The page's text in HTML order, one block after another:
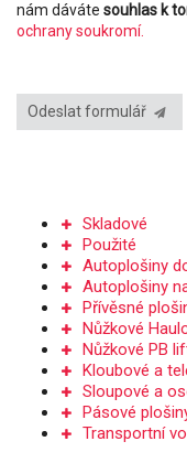
nám dáváte souhlas k
ochrany soukromí.
Odeslat formulář
Skladové
Použité
Autoplošiny
Autoplošiny
Přívěsné
Nůžkové
Nůžkové PB
Kloubové a
Sloupové a
Pásové
Transportní